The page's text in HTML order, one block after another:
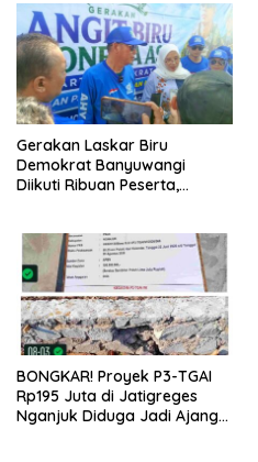
Gerakan Laskar Biru
Demokrat Banyuwangi
Diikuti Ribuan Peserta,
BONGKAR! Proyek P3-TGAI
Rp195 Juta di Jatigreges
Nganjuk Diduga Jadi Ajang